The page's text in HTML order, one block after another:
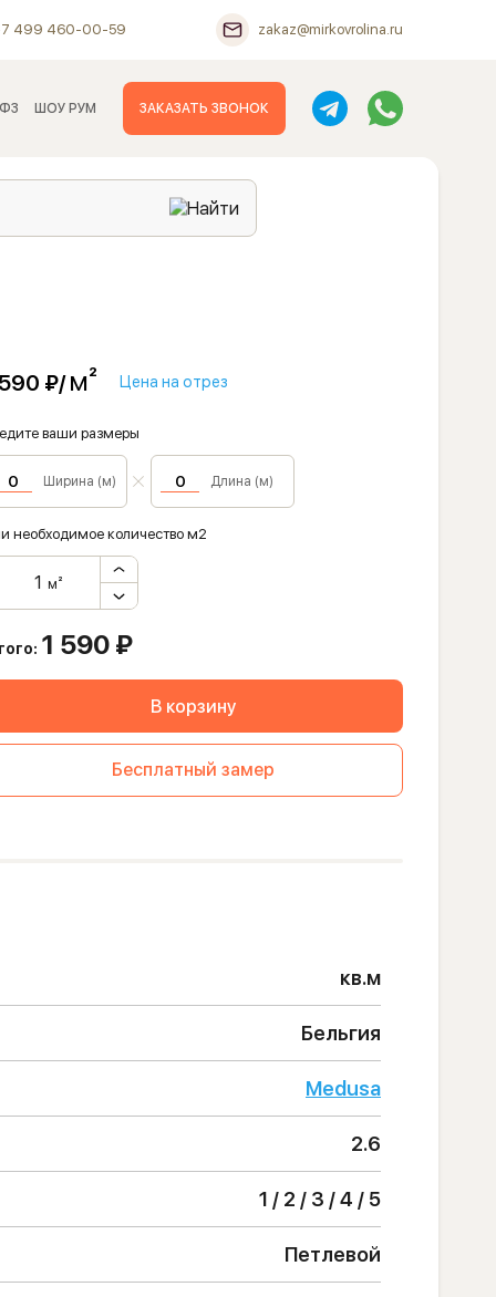
499 460-00-59 zakaz@mirkovrolina.ru
ШОУ РУМ ЗАКАЗАТЬ ЗВОНОК
₽/м² Цена на отрез
ваши размеры
Ширина (м) Длина (м)
необходимое количество м2
м²
1 590 ₽
В корзину
Бесплатный замер
кв.м
Бельгия
Medusa
2.6
1 / 2 / 3 / 4 / 5
Петлевой